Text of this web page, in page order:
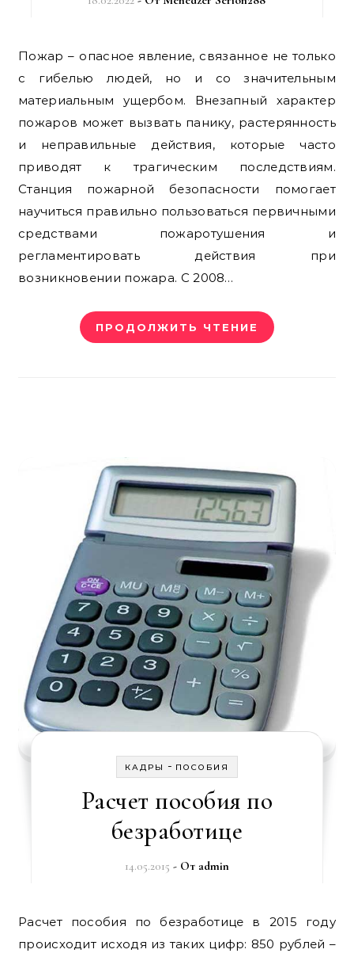
Пожар – опасное явление, связанное не только
с гибелью людей, но и со значительным
материальным ущербом. Внезапный характер
пожаров может вызвать панику, растерянность
и неправильные действия, которые часто
приводят к трагическим последствиям.
Станция пожарной безопасности помогает
научиться правильно пользоваться первичными
средствами пожаротушения и
регламентировать действия при
возникновении пожара. С 2008…
ПРОДОЛЖИТЬ ЧТЕНИЕ
КАДРЫ - ПОСОБИЯ
Расчет пособия по
безработице
14.05.2015 - От admin
Расчет пособия по безработице в 2015 году
происходит исходя из таких цифр: 850 рублей –